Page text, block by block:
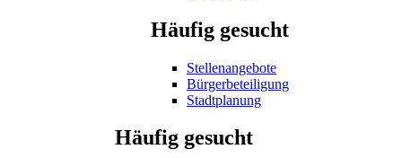
Häufig gesucht
Stellenangebote
Bürgerbeteiligung
Stadtplanung
Häufig gesucht